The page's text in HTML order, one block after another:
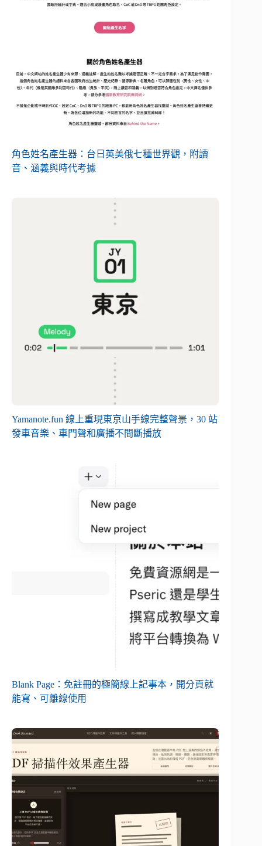
角色姓名產生器：台日英美俄七種世界觀，附讀
音、涵義與時代考據
Yamanote.fun 線上重現東京山手線完整聲景，30 站
發車音樂、車門聲和廣播不間斷播放
Blank Page：免註冊的極簡線上記事本，開分頁就
能寫、可離線使用